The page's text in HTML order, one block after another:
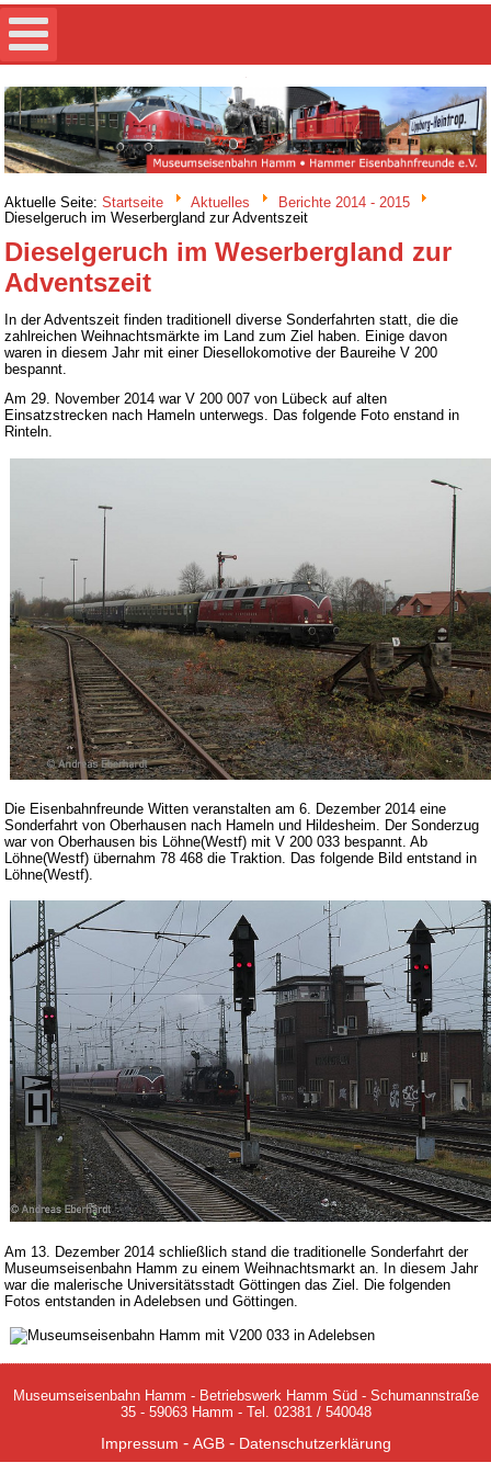
Aktuelle Seite:Startseite Aktuelles
Berichte 2014 - 2015
Dieselgeruch im Weserbergland zur Adventszeit
Dieselgeruch im Weserbergland zur
Adventszeit
In der Adventszeit finden traditionell diverse Sonderfahrten statt, die die
zahlreichen Weihnachtsmärkte im Land zum Ziel haben. Einige davon
waren in diesem Jahr mit einer Diesellokomotive der Baureihe V 200
bespannt.
Am 29. November 2014 war V 200 007 von Lübeck auf alten
Einsatzstrecken nach Hameln unterwegs. Das folgende Foto enstand in
Rinteln.
Die Eisenbahnfreunde Witten veranstalten am 6. Dezember 2014 eine
Sonderfahrt von Oberhausen nach Hameln und Hildesheim. Der Sonderzug
war von Oberhausen bis Löhne(Westf) mit V 200 033 bespannt. Ab
Löhne(Westf) übernahm 78 468 die Traktion. Das folgende Bild entstand in
Löhne(Westf).
Am 13. Dezember 2014 schließlich stand die traditionelle Sonderfahrt der
Museumseisenbahn Hamm zu einem Weihnachtsmarkt an. In diesem Jahr
war die malerische Universitätsstadt Göttingen das Ziel. Die folgenden
Fotos entstanden in Adelebsen und Göttingen.
Museumseisenbahn Hamm - Betriebswerk Hamm Süd - Schumannstraße
35 - 59063 Hamm - Tel. 02381 / 540048
Impressum - AGB- Datenschutzerklärung